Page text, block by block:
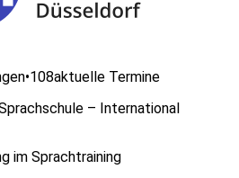
•108aktuelle Termine
– International
im Sprachtraining